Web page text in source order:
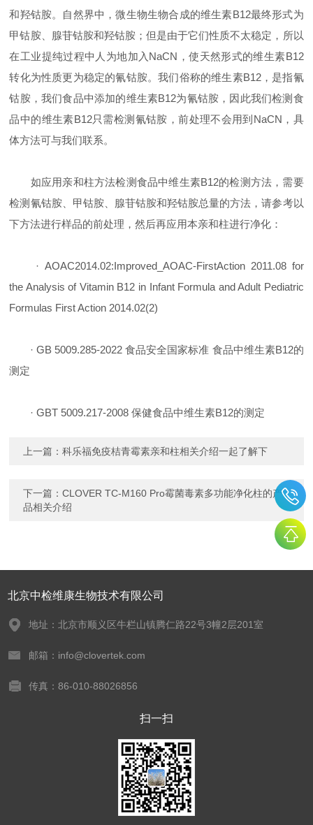
和羟钴胺。自然界中，微生物生物合成的维生素B12最终形式为
甲钴胺、腺苷钴胺和羟钴胺；但是由于它们性质不太稳定，所以
在工业提纯过程中人为地加入NaCN，使天然形式的维生素B12
转化为性质更为稳定的氰钴胺。我们俗称的维生素B12，是指氰
钴胺，我们食品中添加的维生素B12为氰钴胺，因此我们检测食
品中的维生素B12只需检测氰钴胺，前处理不会用到NaCN，具
体方法可与我们联系。
如应用亲和柱方法检测食品中维生素B12的检测方法，需要
检测氰钴胺、甲钴胺、腺苷钴胺和羟钴胺总量的方法，请参考以
下方法进行样品的前处理，然后再应用本亲和柱进行净化：
· AOAC2014.02:Improved_AOAC-FirstAction 2011.08 for
the Analysis of Vitamin B12 in Infant Formula and Adult Pediatric
Formulas First Action 2014.02(2)
· GB 5009.285-2022 食品安全国家标准 食品中维生素B12的
测定
· GBT 5009.217-2008 保健食品中维生素B12的测定
上一篇：科乐福免疫桔青霉素亲和柱相关介绍一起了解下
下一篇：CLOVER TC-M160 Pro霉菌毒素多功能净化柱的产
品相关介绍
北京中检维康生物技术有限公司
地址：北京市顺义区牛栏山镇腾仁路22号3幢2层201室
邮箱：info@clovertek.com
传真：86-010-88026856
扫一扫